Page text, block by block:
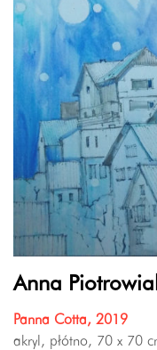
Anna
Panna Cotta, 2019
akryl, płótno, 70 x 70